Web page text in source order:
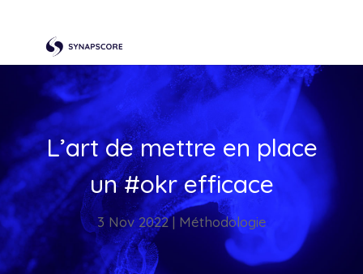
L’art de mettre en place
un #okr efficace
3 Nov 2022| Méthodologie